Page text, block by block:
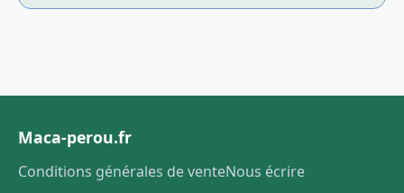
Maca-perou.fr
Conditions générales de venteNous écrire